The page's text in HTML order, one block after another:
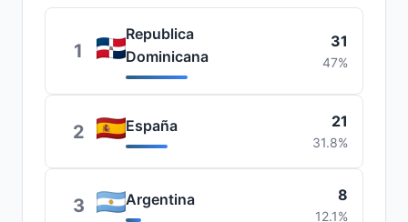
1
Republica
Dominicana
31
47%
2 España 21
31.8%
3 Argentina 8
12.1%